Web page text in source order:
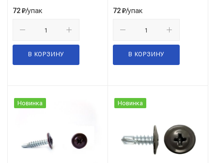
72₽/упак
В КОРЗИНУ
72₽/упак
В КОРЗИНУ
Новинка Новинка